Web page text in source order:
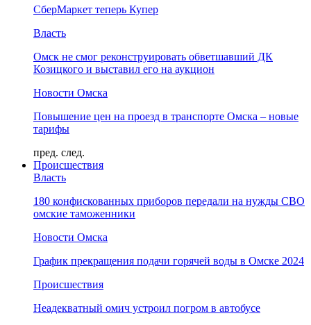
СберМаркет теперь Купер
Власть
Омск не смог реконструировать обветшавший ДК
Козицкого и выставил его на аукцион
Новости Омска
Повышение цен на проезд в транспорте Омска – новые
тарифы
пред. след.
Происшествия
Власть
180 конфискованных приборов передали на нужды СВО
омские таможенники
Новости Омска
График прекращения подачи горячей воды в Омске 2024
Происшествия
Неадекватный омич устроил погром в автобусе